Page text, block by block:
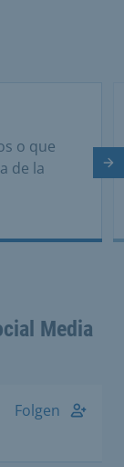
o que
de la
Media
Folgen